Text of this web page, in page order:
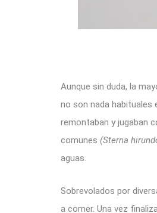
Aunque sin duda, la
no son nada habituales
remontaban y jugaban
comunes (Sterna
aguas.
Sobrevolados por
a comer. Una vez